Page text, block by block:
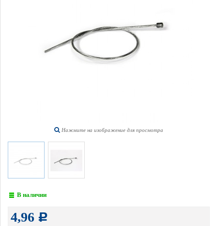
Нажмите на изображение для просмотра
В наличии
4,96 Р